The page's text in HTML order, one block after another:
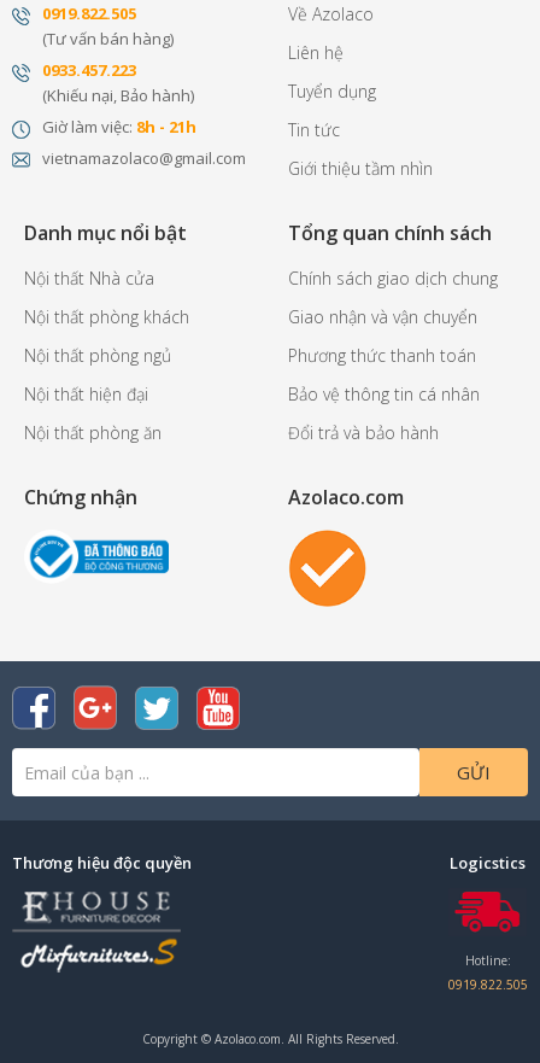
0919.822.505
(Tư vấn bán hàng)
0933.457.223
(Khiếu nại, Bảo hành)
Giờ làm việc: 8h - 21h
vietnamazolaco@gmail.com
Về Azolaco
Liên hệ
Tuyển dụng
Tin tức
Giới thiệu tầm nhìn
Danh mục nổi bật
Nội thất Nhà cửa
Nội thất phòng khách
Nội thất phòng ngủ
Nội thất hiện đại
Nội thất phòng ăn
Tổng quan chính sách
Chính sách giao dịch chung
Giao nhận và vận chuyển
Phương thức thanh toán
Bảo vệ thông tin cá nhân
Đổi trả và bảo hành
Chứng nhận Azolaco.com
GỬI
Thương hiệu độc quyền Logicstics
Hotline:
0919.822.505
Copyright © Azolaco.com. All Rights Reserved.